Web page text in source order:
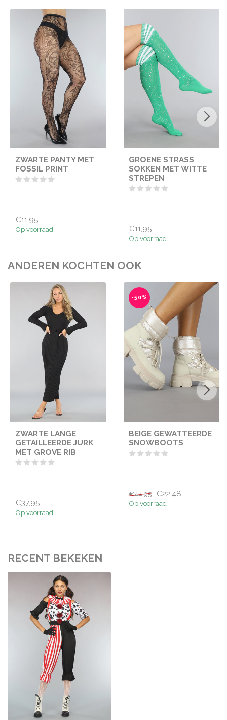
ZWARTE PANTY MET
FOSSIL PRINT
€11,95
Op voorraad
GROENE STRASS
SOKKEN MET WITTE
STREPEN
€11,95
Op voorraad
ANDEREN KOCHTEN OOK
ZWARTE LANGE
GETAILLEERDE JURK
MET GROVE RIB
€37,95
Op voorraad
-50%
BEIGE GEWATTEERDE
SNOWBOOTS
€44,95 €22,48
Op voorraad
RECENT BEKEKEN